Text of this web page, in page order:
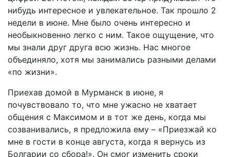
нибудь интересное и увлекательное. Так прошло 2
недели в июне. Мне было очень интересно и
необыкновенно легко с ним. Такое ощущение, что
мы знали друг друга всю жизнь. Нас многое
объединяло, хотя мы занимались разными делами
«по жизни».
Приехав домой в Мурманск в июне, я
почувствовало то, что мне ужасно не хватает
общения с Максимом и в тот же день, когда мы
созванивались, я предложила ему – «Приезжай ко
мне в гости в конце августа, когда я вернусь из
Болгарии со сбора!». Он смог изменить сроки